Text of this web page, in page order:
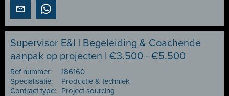
Supervisor E&I | Begeleiding & Coachende
aanpak op projecten | €3.500 - €5.500
Ref nummer:
186160
Specialisatie:
Productie & techniek
Contract type:
Project sourcing